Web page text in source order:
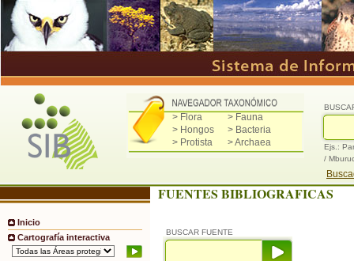
> Flora
> Fauna
> Hongos
> Bacteria
> Protista
> Archaea
Ejs.:
/
Inicio
Cartografía interactiva
FUENTES BIBLIOGRAFICAS
BUSCAR FUENTE